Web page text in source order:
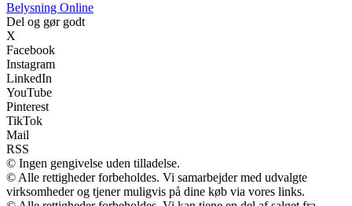
Belysning Online
Del og gør godt
X
Facebook
Instagram
LinkedIn
YouTube
Pinterest
TikTok
Mail
RSS
© Ingen gengivelse uden tilladelse.
© Alle rettigheder forbeholdes. Vi samarbejder med udvalgte
virksomheder og tjener muligvis på dine køb via vores links.